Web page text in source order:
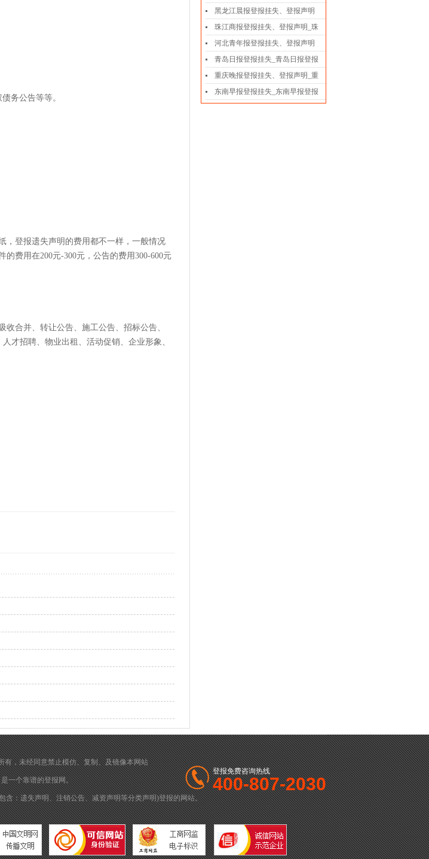
务公告等等。
，登报遗失声明的费用都不一样，一般情况
费用在200元-300元，公告的费用300-600元
收合并、转让公告、施工公告、招标公告、
才招聘、物业出租、活动促销、企业形象、
黑龙江晨报登报挂失、登报声明
珠江商报登报挂失、登报声明_珠
河北青年报登报挂失、登报声明
青岛日报登报挂失_青岛日报登报
重庆晚报登报挂失、登报声明_重
东南早报登报挂失_东南早报登报
有，未经同意禁止模仿、复制、及镜像本网站
一个靠谱的登报网。
含：遗失声明、注销公告、减资声明等分类声明)登报的网站。
登报免费咨询热线
400-807-2030